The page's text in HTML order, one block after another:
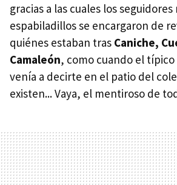
gracias a las cuales los seguidores
espabiladillos se encargaron de
quiénes estaban tras Caniche,
Camaleón, como cuando el
venía a decirte en el patio del
existen... Vaya, el mentiroso de